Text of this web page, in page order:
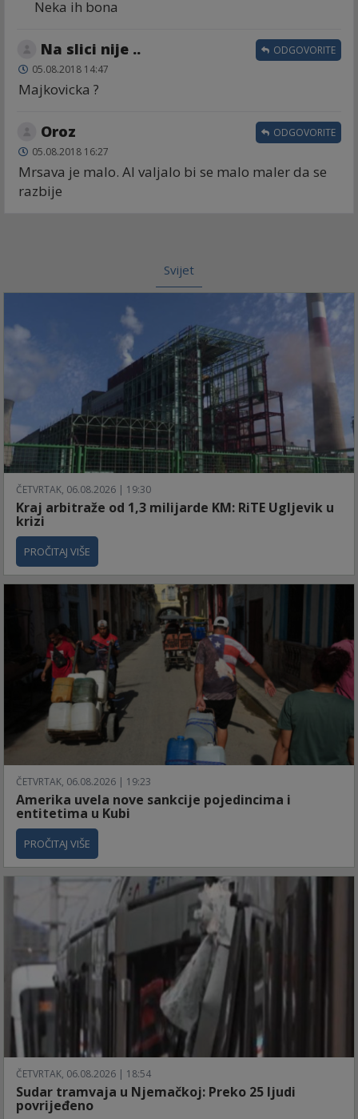
Neka ih bona
Na slici nije ..
05.08.2018 14:47
Majkovicka ?
ODGOVORITE
Oroz
05.08.2018 16:27
Mrsava je malo. Al valjalo bi se malo maler da se
razbije
ODGOVORITE
Svijet
ČETVRTAK, 06.08.2026 | 19:30
Kraj arbitraže od 1,3 milijarde KM: RiTE Ugljevik u
krizi
PROČITAJ VIŠE
ČETVRTAK, 06.08.2026 | 19:23
Amerika uvela nove sankcije pojedincima i
entitetima u Kubi
PROČITAJ VIŠE
ČETVRTAK, 06.08.2026 | 18:54
Sudar tramvaja u Njemačkoj: Preko 25 ljudi
povrijeđeno